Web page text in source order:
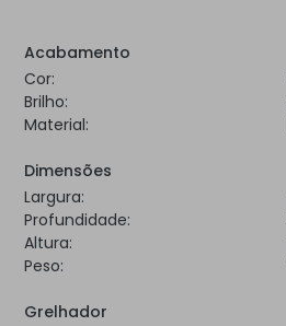
Acabamento
Cor:
Brilho:
Material:
Dimensões
Largura:
Profundidade:
Altura:
Peso:
Grelhador